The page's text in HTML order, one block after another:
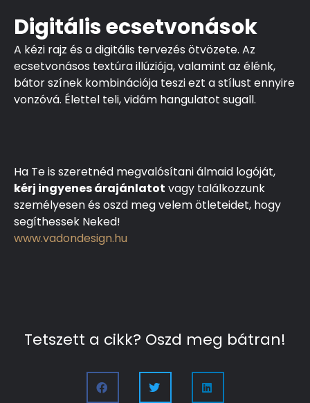
Digitális ecsetvonások
A kézi rajz és a digitális tervezés ötvözete. Az
ecsetvonásos textúra illúziója, valamint az élénk,
bátor színek kombinációja teszi ezt a stílust ennyire
vonzóvá. Élettel teli, vidám hangulatot sugall.
Ha Te is szeretnéd megvalósítani álmaid logóját,
kérj ingyenes árajánlatot vagy találkozzunk
személyesen és oszd meg velem ötleteidet, hogy
segíthessek Neked!
www.vadondesign.hu
Tetszett a cikk? Oszd meg bátran!